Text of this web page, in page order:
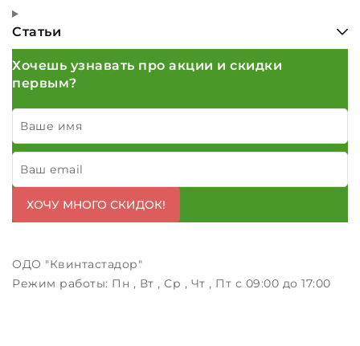
Статьи
Хочешь узнавать про акции и скидки
первым?
Ваше имя
Ваш email
ХОЧУ МНОГО СКИДОК!
ОДО "Квинтастадор"
Режим работы: Пн , Вт , Ср , Чт , Пт c 09:00 до 17:00